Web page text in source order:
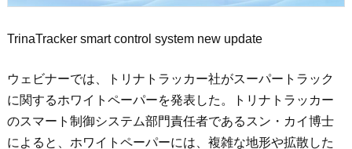
TrinaTracker smart control system new update
ウェビナーでは、トリナトラッカー社がスーパートラック
に関するホワイトペーパーを発表した。トリナトラッカー
のスマート制御システム部門責任者であるスン・カイ博士
によると、ホワイトペーパーには、複雑な地形や拡散した